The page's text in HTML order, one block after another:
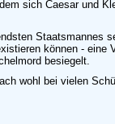
sich Caesar und
Staatsmannes
können - eine
besiegelt.
wohl bei vielen